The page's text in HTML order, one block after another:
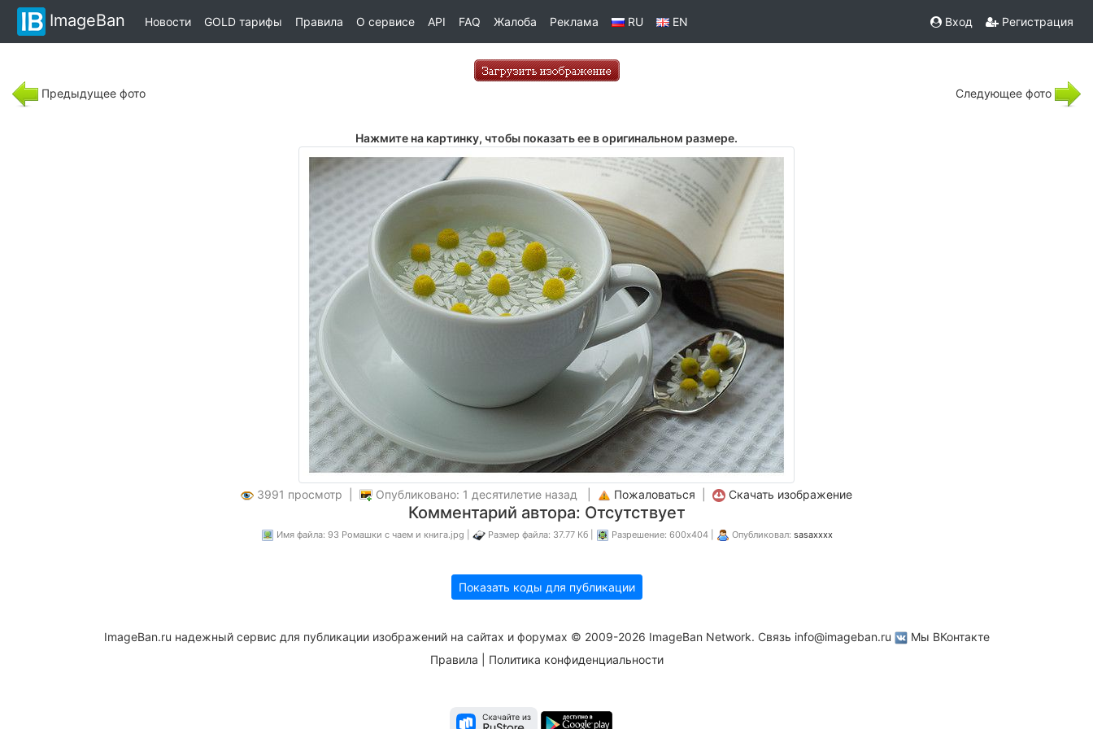
ImageBan Новости GOLD тарифы Правила О сервисе API FAQ Жалоба Реклама RU EN Вход Регистрация
Предыдущее фото Следующее фото
Нажмите на картинку, чтобы показать ее в оригинальном размере.
3991 просмотр | Опубликовано: 1 десятилетие назад | Пожаловаться Скачать изображение
Комментарий автора: Отсутствует
Имя файла: 93 Ромашки с чаем и книга.jpg | Размер файла: 37.77 Кб | Разрешение: 600x404 | Опубликовал: sasaxxxx
Показать коды для публикации
ImageBan.ru надежный сервис для публикации изображений на сайтах и форумах © 2009-2026 ImageBan Network. Связь info@imageban.ru
Мы ВКонтакте
Правила
Политика конфиденциальности